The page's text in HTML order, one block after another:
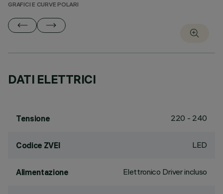
GRAFICI E CURVE POLARI
DATI ELETTRICI
Tensione 220 - 240
Codice ZVEI LED
Alimentazione Elettronico Driver incluso